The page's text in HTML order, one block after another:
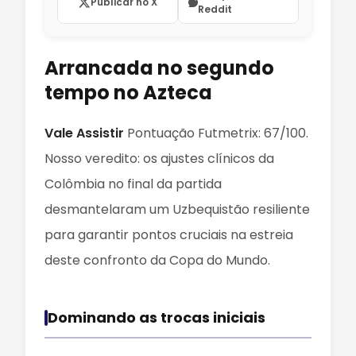
Reddit
Arrancada no segundo
tempo no Azteca
Vale Assistir Pontuação Futmetrix: 67/100.
Nosso veredito: os ajustes clínicos da
Colômbia no final da partida
desmantelaram um Uzbequistão resiliente
para garantir pontos cruciais na estreia
deste confronto da Copa do Mundo.
Dominando as trocas iniciais